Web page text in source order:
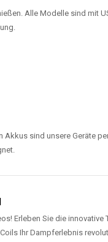
Alle Modelle sind mit
Akkus sind unsere Geräte
Erleben Sie die innovative
Ihr Dampferlebnis